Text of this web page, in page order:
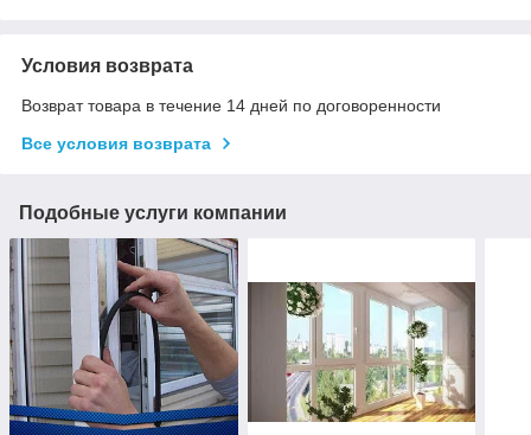
Условия возврата
Возврат товара в течение 14 дней по договоренности
Все условия возврата
Подобные услуги компании